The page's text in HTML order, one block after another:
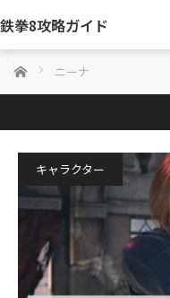
鉄拳8攻略ガイド
ホーム ニーナ
キャラクター